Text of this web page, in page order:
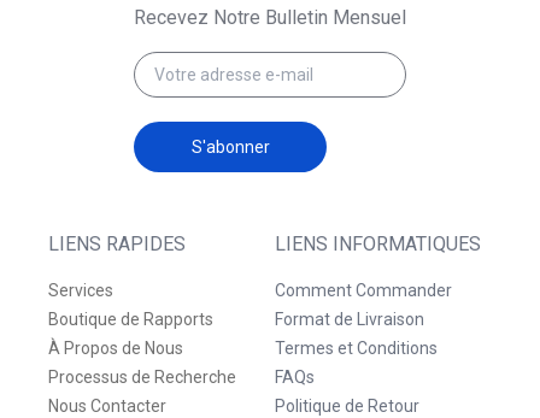
LIENS RAPIDES
Services
Boutique de Rapports
À Propos de Nous
Processus de Recherche
Nous Contacter
LIENS INFORMATIQUES
Comment Commander
Format de Livraison
Termes et Conditions
FAQs
Politique de Retour
Recevez Notre Bulletin Mensuel
S'abonner